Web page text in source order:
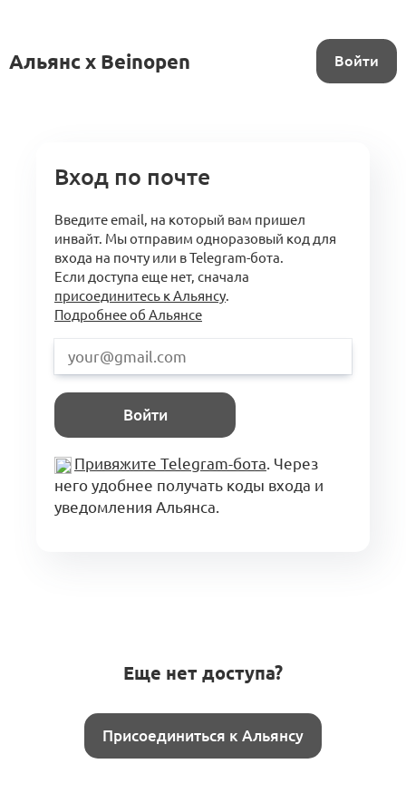
Альянс x Beinopen Войти
Вход по почте
Введите email, на который вам пришел
инвайт. Мы отправим одноразовый код для
входа на почту или в Telegram-бота.
Если доступа еще нет, сначала
присоединитесь к Альянсу.
Подробнее об Альянсе
Войти
Привяжите Telegram-бота. Через
него удобнее получать коды входа и
уведомления Альянса.
Еще нет доступа?
Присоединиться к Альянсу